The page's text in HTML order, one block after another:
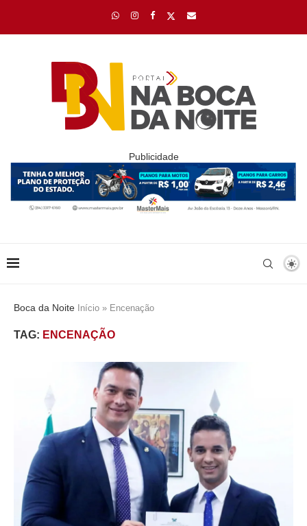
Publicidade
Boca da Noite Início » Encenação
TAG: ENCENAÇÃO